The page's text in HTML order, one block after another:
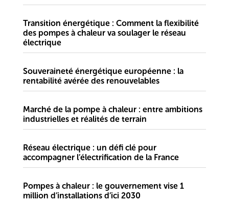
Transition énergétique : Comment la flexibilité
des pompes à chaleur va soulager le réseau
électrique
Souveraineté énergétique européenne : la
rentabilité avérée des renouvelables
Marché de la pompe à chaleur : entre ambitions
industrielles et réalités de terrain
Réseau électrique : un défi clé pour
accompagner l’électrification de la France
Pompes à chaleur : le gouvernement vise 1
million d’installations d’ici 2030